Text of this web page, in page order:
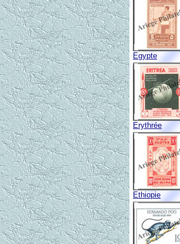
Egypte
Erythrée
Ethiopie